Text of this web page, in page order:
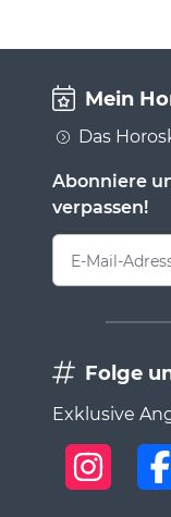
Mein
Das
Abonniere
verpassen!
E-Mail-
Folge
Exklusive